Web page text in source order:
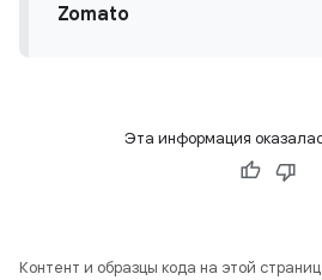
Zomato
Эта информация
Контент и образцы кода на этой